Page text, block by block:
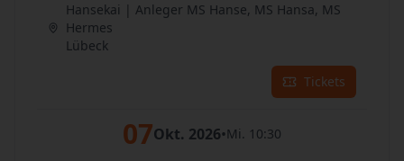
Hansekai | Anleger MS Hanse, MS Hansa, MS
Hermes
Lübeck
Tickets
07Okt. 2026•Mi. 10:30